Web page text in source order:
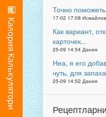
Точно
17-02 17:08
Как вариант,
карточек...
25-09 14:54 Дания
Неа, я его
чуть, для
25-09 14:52 Дания